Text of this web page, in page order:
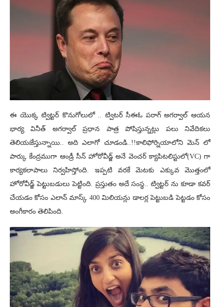
ఈ యొక్క ట్విట్టర్ కొనుగోలులో .. ట్విటర్ సీఈఓ పరాగ్ అగర్వాల్ ఆయన
భార్య వినీత్ అగర్వాల్ ప్రధాన పాత్ర పోషిస్తున్నట్లు పలు నివేదికలు
తెలియజేస్తున్నాయి.. అది ఎలాగో చూడండి..!!కాలిఫోర్నియాలోని మెన్ లో
పార్కు కేంద్రముగా ఆండ్రీ సీన్ హోరోవీడ్జ్ అనే వెంచర్ క్యాపిటలిస్టులో(VC) గా
కార్యకలాపాలు నిర్వహిస్తోంది. ఇప్పటి వరకే మెటకు ఎక్కువ మొత్తంలో
హోరోవీడ్జ్ పెట్టుబడులు పెట్టింది. ప్రస్తుతం అదే సంస్థ.. ట్విట్టర్ ను కూడా కవర్
చేయడం కోసం ఎలాన్ మాస్క్ 400 మిలియన్లు డాలర్ల పెట్టుబడి పెట్టడం కోసం
అంగీకారం తెలిపింది.